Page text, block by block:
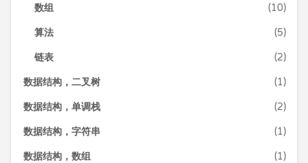
数组 (10)
算法 (5)
链表 (2)
数据结构，二叉树 (1)
数据结构，单调栈 (2)
数据结构，字符串 (1)
数据结构，数组 (1)